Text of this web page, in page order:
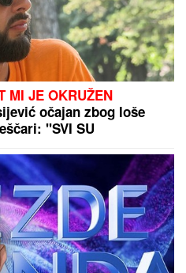
MI JE OKRUŽEN
očajan zbog loše
"SVI SU